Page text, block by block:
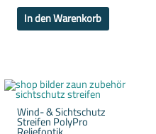
In den Warenkorb
Wind- & Sichtschutz
Streifen PolyPro
Dieses
Produkt